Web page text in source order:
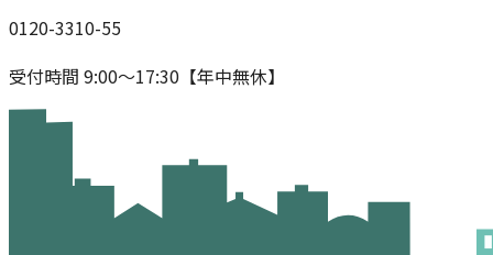
0120-3310-55
受付時間 9:00〜17:30【年中無休】